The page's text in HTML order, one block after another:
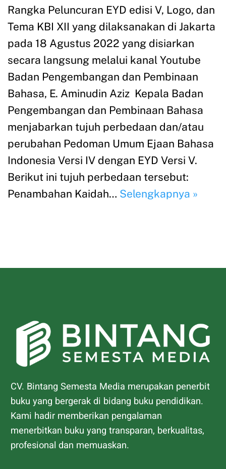
Rangka Peluncuran EYD edisi V, Logo, dan
Tema KBI XII yang dilaksanakan di Jakarta
pada 18 Agustus 2022 yang disiarkan
secara langsung melalui kanal Youtube
Badan Pengembangan dan Pembinaan
Bahasa, E. Aminudin Aziz Kepala Badan
Pengembangan dan Pembinaan Bahasa
menjabarkan tujuh perbedaan dan/atau
perubahan Pedoman Umum Ejaan Bahasa
Indonesia Versi IV dengan EYD Versi V.
Berikut ini tujuh perbedaan tersebut:
Penambahan Kaidah… Selengkapnya »
CV. Bintang Semesta Media merupakan penerbit
buku yang bergerak di bidang buku pendidikan.
Kami hadir memberikan pengalaman
menerbitkan buku yang transparan, berkualitas,
profesional dan memuaskan.